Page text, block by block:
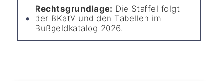
Rechtsgrundlage: Die Staffel folgt
der BKatV und den Tabellen im
Bußgeldkatalog 2026.